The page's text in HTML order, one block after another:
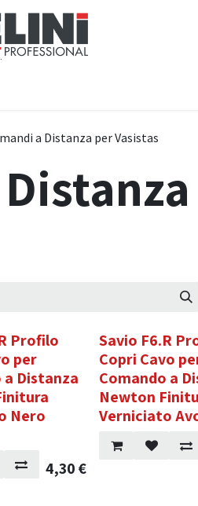
a Distanza per Vasistas
Profilo
per
a Distanza
Nero
4,30€
Savio F6.R
Copri Cavo
Comando a
Newton
Verniciato